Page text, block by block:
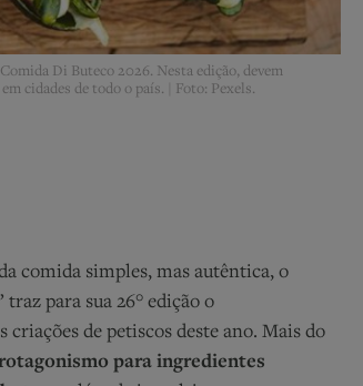
Di Buteco 2026. Nesta edição, devem
cidades de todo o país. | Foto: Pexels.
comida simples, mas autêntica, o
para sua 26° edição o
criações de petiscos deste ano. Mais do
para ingredientes